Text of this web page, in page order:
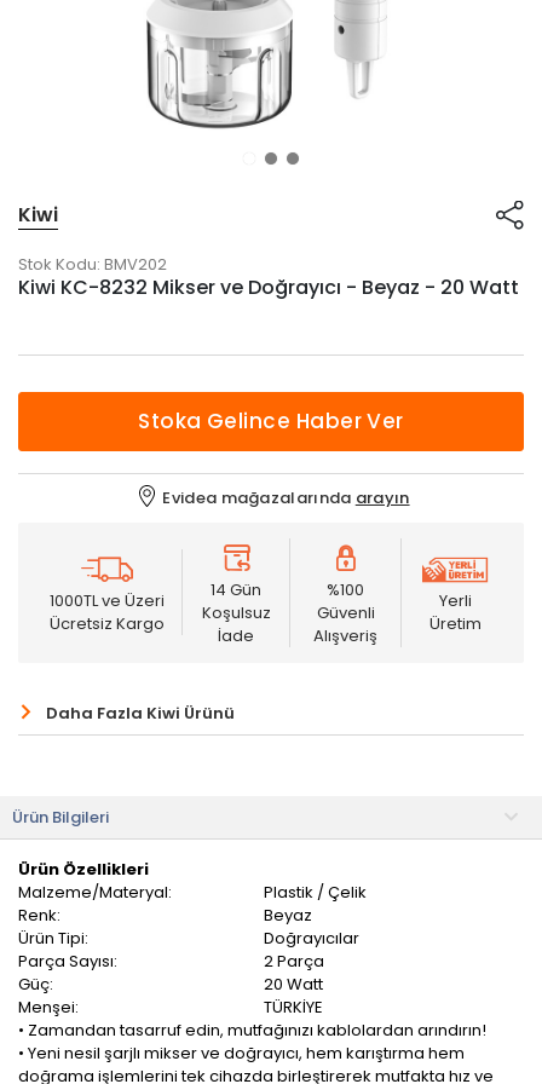
Kiwi
Stok Kodu: BMV202
Kiwi KC-8232 Mikser ve Doğrayıcı - Beyaz - 20 Watt
Stoka Gelince Haber Ver
Evidea mağazalarında arayın
1000TL ve Üzeri
Ücretsiz Kargo
14 Gün
Koşulsuz
İade
%100
Güvenli
Alışveriş
Yerli
Üretim
Daha Fazla Kiwi Ürünü
Ürün Bilgileri
Ürün Özellikleri
Malzeme/Materyal:
Plastik / Çelik
Renk:
Beyaz
Ürün Tipi:
Doğrayıcılar
Parça Sayısı:
2 Parça
Güç:
20 Watt
Menşei:
TÜRKİYE
• Zamandan tasarruf edin, mutfağınızı kablolardan arındırın!
• Yeni nesil şarjlı mikser ve doğrayıcı, hem karıştırma hem
doğrama işlemlerini tek cihazda birleştirerek mutfakta hız ve